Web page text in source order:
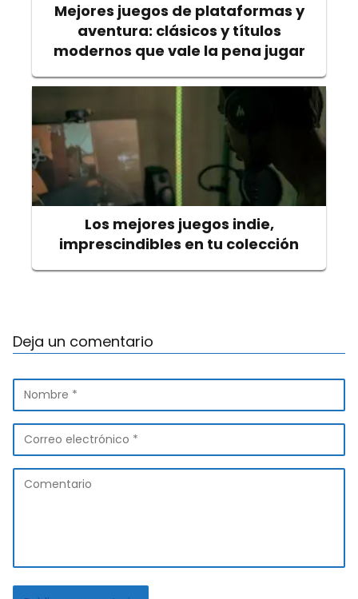
Mejores juegos de plataformas y
aventura: clásicos y títulos
modernos que vale la pena jugar
Los mejores juegos indie,
imprescindibles en tu colección
Deja un comentario